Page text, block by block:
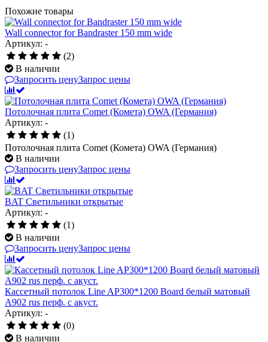
Похожие товары
Wall connector for Bandraster 150 mm wide
Артикул: -
(2)
В наличии
Запросить ценуЗапрос цены
Потолочная плита Comet (Комета) OWA (Германия)
Артикул: -
(1)
Потолочная плита Comet (Комета) OWA (Германия)
В наличии
Запросить ценуЗапрос цены
BAT Светильники открытые
Артикул: -
(1)
В наличии
Запросить ценуЗапрос цены
Кассетный потолок Line AP300*1200 Board белый матовый
А902 rus перф. с акуст.
Артикул: -
(0)
В наличии